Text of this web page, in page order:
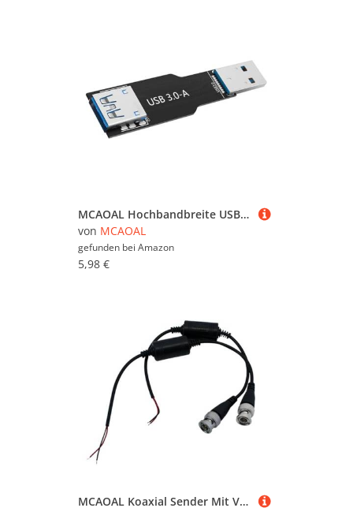
MCAOAL Hochbandbreite USB3.0 Expansionskarte Für Spieler Und Professionell Benötigte USB Konferenzraum Für Fast Transfers
von MCAOAL
gefunden bei Amazon
5,98 €
MCAOAL Koaxial Sender Mit Verdrehtem Paar Signalen Wetterbedingungen Sender Networking Kabelzubehör Passive Signalübertragung